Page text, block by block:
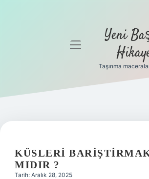
Gizlilik
Hakkımızda
menüyü
Yeni
Taşınma
KÜSLERI
MIDIR ?
Tarih: Aralık 28, 2025